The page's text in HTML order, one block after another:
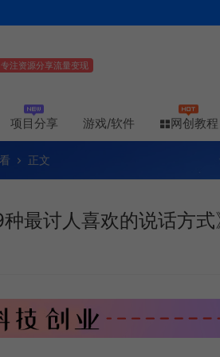
专注资源分享流量变现
项目分享 游戏/软件 网创教程
正文
种最讨人喜欢的说话方